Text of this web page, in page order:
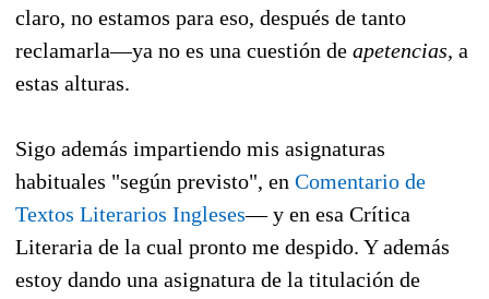
claro, no estamos para eso, después de tanto
reclamarla—ya no es una cuestión de apetencias, a
estas alturas.
Sigo además impartiendo mis asignaturas
habituales "según previsto", en Comentario de
Textos Literarios Ingleses— y en esa Crítica
Literaria de la cual pronto me despido. Y además
estoy dando una asignatura de la titulación de